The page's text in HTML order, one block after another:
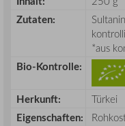
Zutaten:
*aus
Bio-Kontrolle:
Herkunft: Türkei
Eigenschaften: